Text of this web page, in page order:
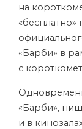
на
«бесплатно»
«Барби» в
с
«Барби»,
и в